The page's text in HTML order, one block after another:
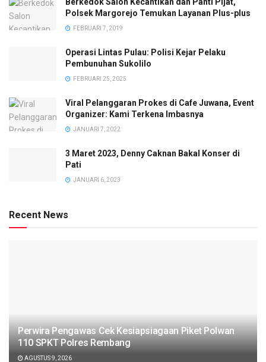
Polsek Margorejo Temukan Layanan Plus-plus
FEBRUARI 7, 2019
Operasi Lintas Pulau: Polisi Kejar Pelaku
Pembunuhan Sukolilo
FEBRUARI 25, 2025
Viral Pelanggaran Prokes di Cafe Juwana, Event
Organizer: Kami Terkena Imbasnya
JANUARI 7, 2022
3 Maret 2023, Denny Caknan Bakal Konser di
Pati
JANUARI 6, 2023
Recent News
Perwira Pengawas Cek Kesiapsiagaan Piket Polwan
110 SPKT Polres Rembang
AGUSTUS 9, 2026